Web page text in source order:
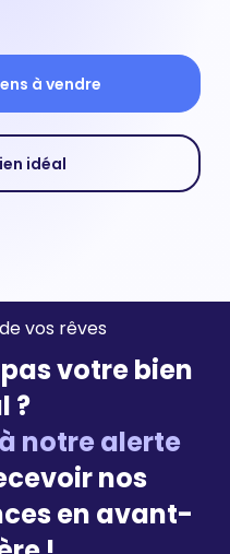
à vendre
idéal
vos rêves
votre bien
?
notre alerte
nos
en avant-